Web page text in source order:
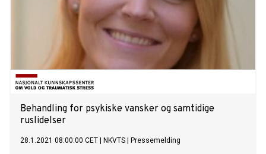
Behandling for psykiske vansker og samtidige
ruslidelser
28.1.2021 08:00:00 CET NKVTS Pressemelding